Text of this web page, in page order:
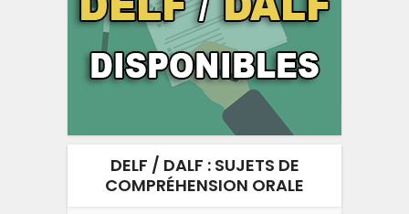
DELF / DALF : SUJETS DE
COMPRÉHENSION ORALE